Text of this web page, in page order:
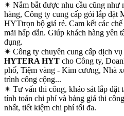
✴ Nắm bắt được nhu cầu cũng như
hàng, Công ty cung cấp gói lắp đặt
HYTtrọn bộ giá rẻ. Cam kết các
mãi hấp dẫn. Giúp khách hàng yên
dụng.
✴ Công ty chuyên cung cấp dịch
HYTERA HYT cho Công ty,
phố, Tiệm vàng - Kim cương, Nhà
trình công cộng...
✴ Tư vấn thi công, khảo sát lắp đặt
tính toán chi phí và bảng giá thi
nhất, tiết kiệm chi phí tối đa.